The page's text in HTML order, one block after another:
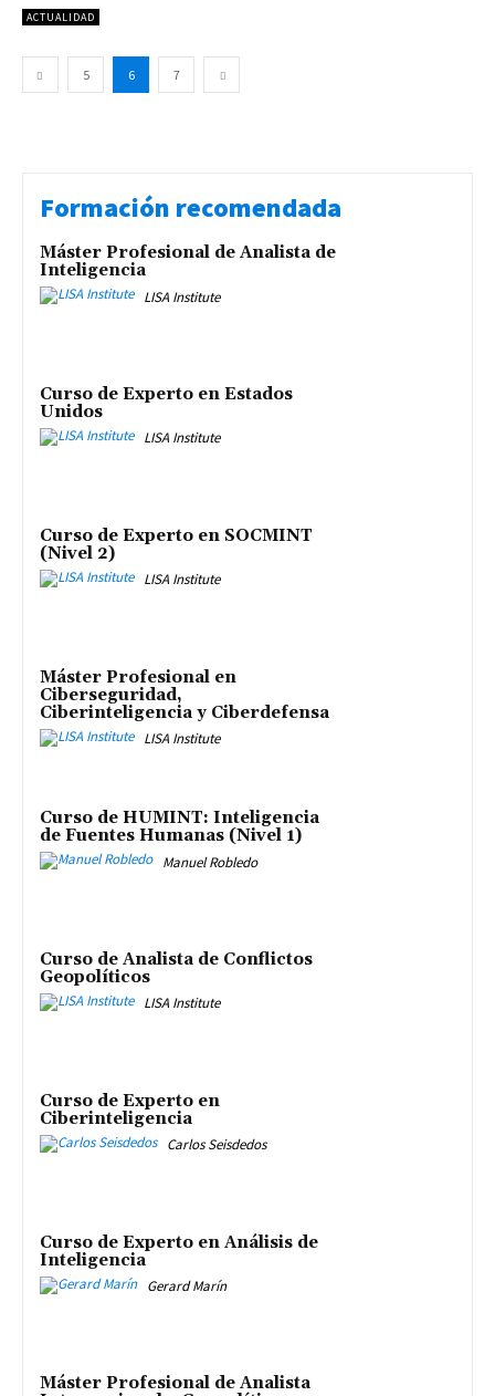
ACTUALIDAD
5 6 7
Formación recomendada
Máster Profesional de Analista de
Inteligencia
LISA Institute
Curso de Experto en Estados
Unidos
LISA Institute
Curso de Experto en SOCMINT
(Nivel 2)
LISA Institute
Máster Profesional en
Ciberseguridad,
Ciberinteligencia y Ciberdefensa
LISA Institute
Curso de HUMINT: Inteligencia
de Fuentes Humanas (Nivel 1)
Manuel Robledo
Curso de Analista de Conflictos
Geopolíticos
LISA Institute
Curso de Experto en
Ciberinteligencia
Carlos Seisdedos
Curso de Experto en Análisis de
Inteligencia
Gerard Marín
Máster Profesional de Analista